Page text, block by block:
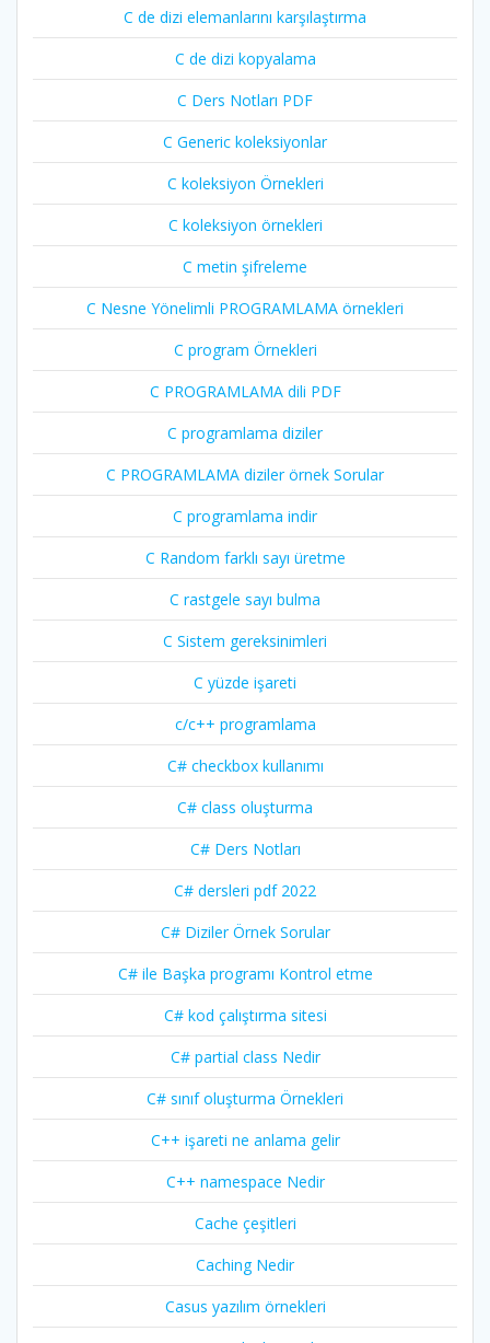
C de dizi elemanlarını karşılaştırma
C de dizi kopyalama
C Ders Notları PDF
C Generic koleksiyonlar
C koleksiyon Örnekleri
C koleksiyon örnekleri
C metin şifreleme
C Nesne Yönelimli PROGRAMLAMA örnekleri
C program Örnekleri
C PROGRAMLAMA dili PDF
C programlama diziler
C PROGRAMLAMA diziler örnek Sorular
C programlama indir
C Random farklı sayı üretme
C rastgele sayı bulma
C Sistem gereksinimleri
C yüzde işareti
c/c++ programlama
C# checkbox kullanımı
C# class oluşturma
C# Ders Notları
C# dersleri pdf 2022
C# Diziler Örnek Sorular
C# ile Başka programı Kontrol etme
C# kod çalıştırma sitesi
C# partial class Nedir
C# sınıf oluşturma Örnekleri
C++ işareti ne anlama gelir
C++ namespace Nedir
Cache çeşitleri
Caching Nedir
Casus yazılım örnekleri